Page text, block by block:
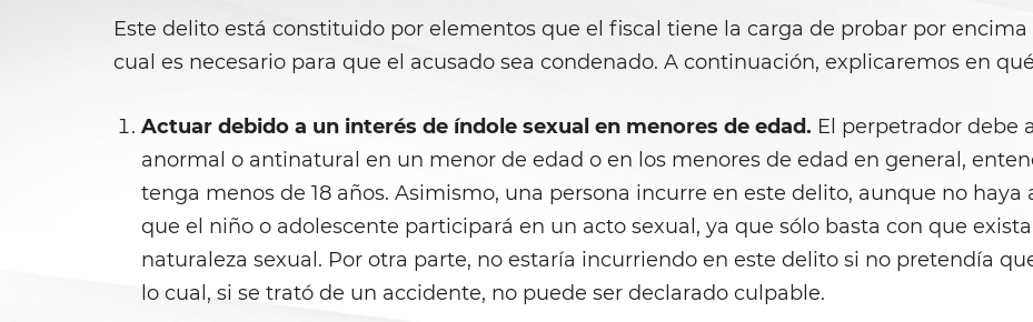
Este delito está constituido por elementos que el fiscal tiene la carga de probar por
cual es necesario para que el acusado sea condenado. A continuación, explicaremos en
Actuar debido a un interés de índole sexual en menores de edad. El perpetrador debe
anormal o antinatural en un menor de edad o en los menores de edad en general,
tenga menos de 18 años. Asimismo, una persona incurre en este delito, aunque no
que el niño o adolescente participará en un acto sexual, ya que sólo basta con que
naturaleza sexual. Por otra parte, no estaría incurriendo en este delito si no pretendía
lo cual, si se trató de un accidente, no puede ser declarado culpable.